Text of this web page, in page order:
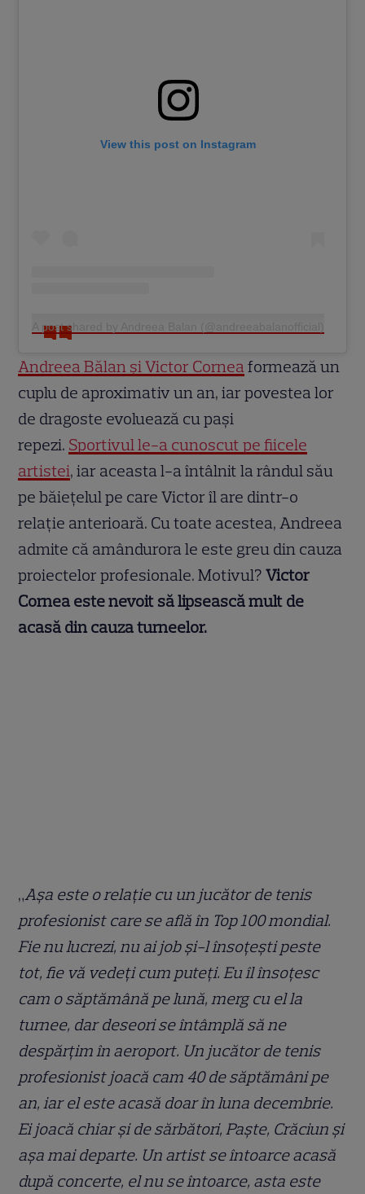
View this post on Instagram
A post shared by Andreea Balan (@andreeabalanofficial)
Andreea Bălan și Victor Cornea formează un
cuplu de aproximativ un an, iar povestea lor
de dragoste evoluează cu pași
repezi. Sportivul le-a cunoscut pe fiicele
artistei, iar aceasta l-a întâlnit la rândul său
pe băiețelul pe care Victor îl are dintr-o
relație anterioară. Cu toate acestea, Andreea
admite că amândurora le este greu din cauza
proiectelor profesionale. Motivul?Victor
Cornea este nevoit să lipsească mult de
acasă din cauza turneelor.
„Așa este o relație cu un jucător de tenis
profesionist care se află în Top 100 mondial.
Fie nu lucrezi, nu ai job și-l însoțești peste
tot, fie vă vedeți cum puteți. Eu îl însoțesc
cam o săptămână pe lună, merg cu el la
turnee, dar deseori se întâmplă să ne
despărțim în aeroport. Un jucător de tenis
profesionist joacă cam 40 de săptămâni pe
an, iar el este acasă doar în luna decembrie.
Ei joacă chiar și de sărbători, Paște, Crăciun și
așa mai departe. Un artist se întoarce acasă
după concerte, el nu se întoarce, asta este